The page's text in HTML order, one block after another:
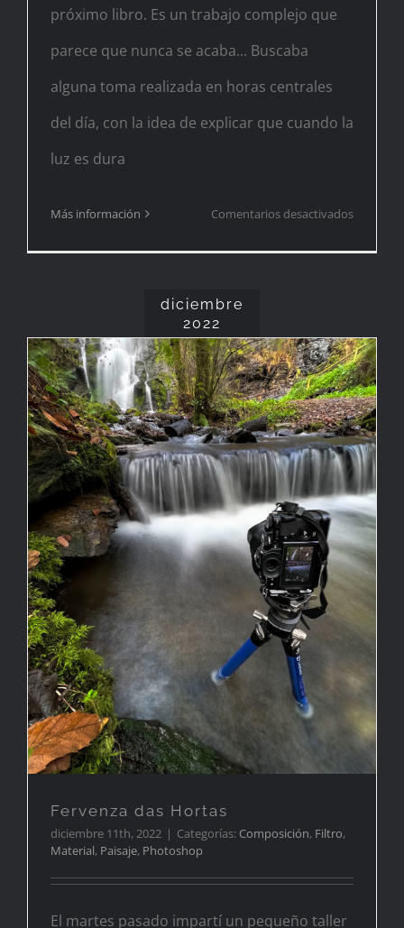
próximo libro. Es un trabajo complejo que
parece que nunca se acaba... Buscaba
alguna toma realizada en horas centrales
del día, con la idea de explicar que cuando la
luz es dura
Más información Comentarios desactivadosen
diciembre
2022
Fervenza das Hortas
Fervenza das Hortas
diciembre 11th, 2022 | Categorías: Composición, Filtro,
Material, Paisaje, Photoshop
El martes pasado impartí un pequeño taller